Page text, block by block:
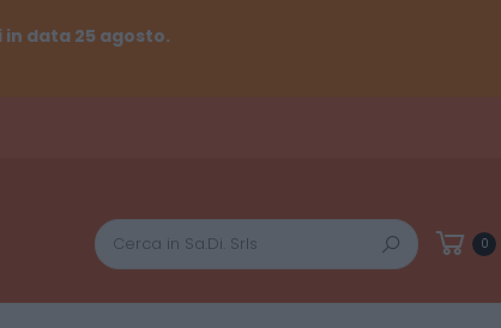
data 25 agosto.
Cerca
0